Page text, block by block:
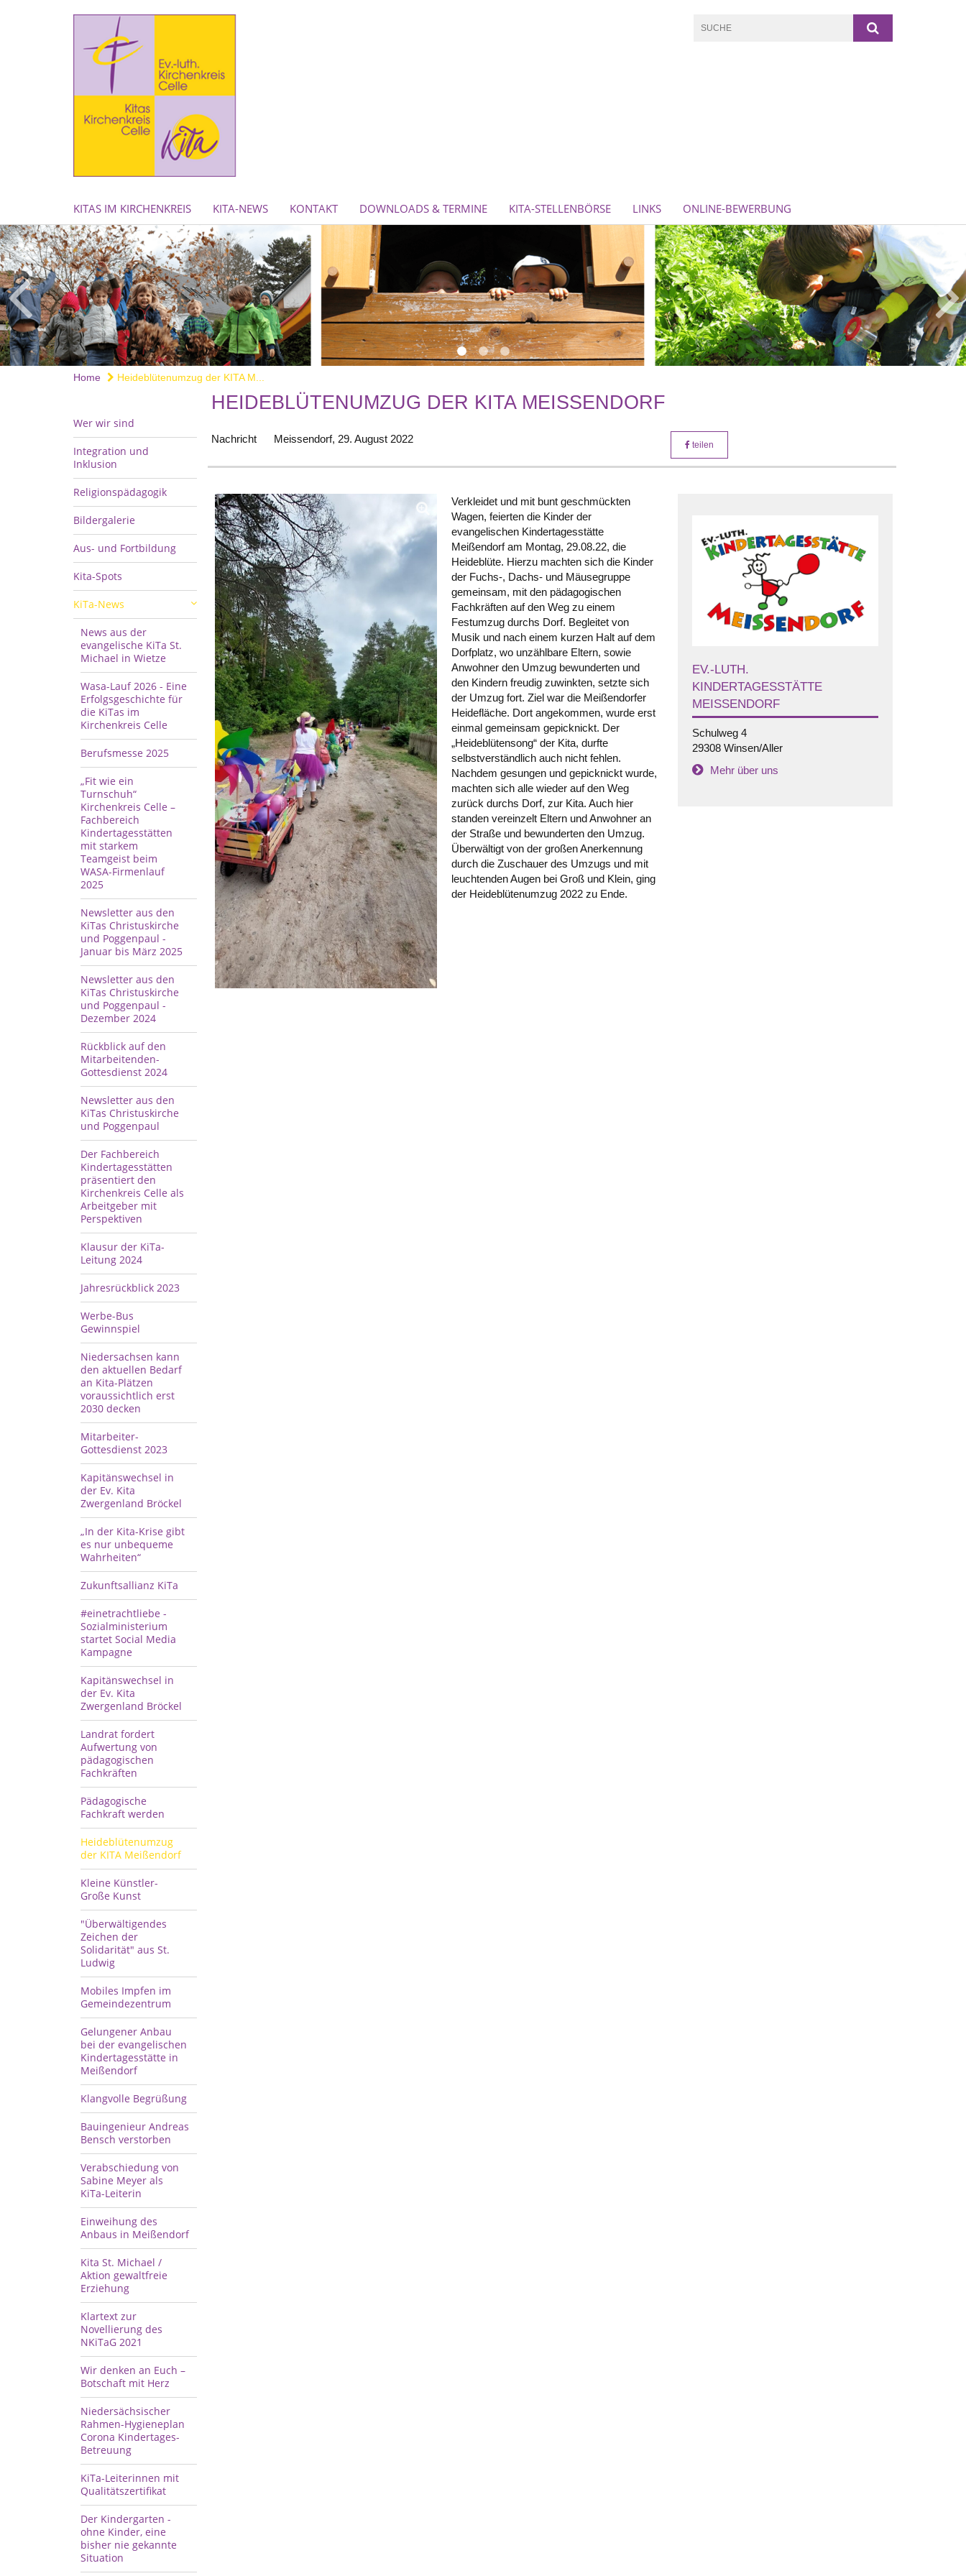
KITAS IM KIRCHENKREIS KITA-NEWS KONTAKT DOWNLOADS & TERMINE KITA-STELLENBÖRSE LINKS ONLINE-BEWERBUNG
Home Heideblütenumzug der KITA M...
Wer wir sind
Integration und
Inklusion
Religionspädagogik
Bildergalerie
Aus- und Fortbildung
Kita-Spots
KiTa-News
News aus der
evangelische KiTa St.
Michael in Wietze
Wasa-Lauf 2026 - Eine
Erfolgsgeschichte für
die KiTas im
Kirchenkreis Celle
Berufsmesse 2025
„Fit wie ein
Turnschuh“
Kirchenkreis Celle –
Fachbereich
Kindertagesstätten
mit starkem
Teamgeist beim
WASA-Firmenlauf
2025
Newsletter aus den
KiTas Christuskirche
und Poggenpaul -
Januar bis März 2025
Newsletter aus den
KiTas Christuskirche
und Poggenpaul -
Dezember 2024
Rückblick auf den
Mitarbeitenden-
Gottesdienst 2024
Newsletter aus den
KiTas Christuskirche
und Poggenpaul
Der Fachbereich
Kindertagesstätten
präsentiert den
Kirchenkreis Celle als
Arbeitgeber mit
Perspektiven
Klausur der KiTa-
Leitung 2024
Jahresrückblick 2023
Werbe-Bus
Gewinnspiel
Niedersachsen kann
den aktuellen Bedarf
an Kita-Plätzen
voraussichtlich erst
2030 decken
Mitarbeiter-
Gottesdienst 2023
Kapitänswechsel in
der Ev. Kita
Zwergenland Bröckel
„In der Kita-Krise gibt
es nur unbequeme
Wahrheiten“
Zukunftsallianz KiTa
#einetrachtliebe -
Sozialministerium
startet Social Media
Kampagne
Kapitänswechsel in
der Ev. Kita
Zwergenland Bröckel
Landrat fordert
Aufwertung von
pädagogischen
Fachkräften
Pädagogische
Fachkraft werden
Heideblütenumzug
der KITA Meißendorf
Kleine Künstler-
Große Kunst
"Überwältigendes
Zeichen der
Solidarität" aus St.
Ludwig
Mobiles Impfen im
Gemeindezentrum
Gelungener Anbau
bei der evangelischen
Kindertagesstätte in
Meißendorf
Klangvolle Begrüßung
Bauingenieur Andreas
Bensch verstorben
Verabschiedung von
Sabine Meyer als
KiTa-Leiterin
Einweihung des
Anbaus in Meißendorf
Kita St. Michael /
Aktion gewaltfreie
Erziehung
Klartext zur
Novellierung des
NKiTaG 2021
Wir denken an Euch –
Botschaft mit Herz
Niedersächsischer
Rahmen-Hygieneplan
Corona Kindertages-
Betreuung
KiTa-Leiterinnen mit
Qualitätszertifikat
Der Kindergarten -
ohne Kinder, eine
bisher nie gekannte
Situation
HEIDEBLÜTENUMZUG DER KITA MEISSENDORF
Nachricht Meissendorf, 29. August 2022 teilen
Verkleidet und mit bunt geschmückten
Wagen, feierten die Kinder der
evangelischen Kindertagesstätte
Meißendorf am Montag, 29.08.22, die
Heideblüte. Hierzu machten sich die Kinder
der Fuchs-, Dachs- und Mäusegruppe
gemeinsam, mit den pädagogischen
Fachkräften auf den Weg zu einem
Festumzug durchs Dorf. Begleitet von
Musik und nach einem kurzen Halt auf dem
Dorfplatz, wo unzählbare Eltern, sowie
Anwohner den Umzug bewunderten und
den Kindern freudig zuwinkten, setzte sich
der Umzug fort. Ziel war die Meißendorfer
Heidefläche. Dort angekommen, wurde erst
einmal gemeinsam gepicknickt. Der
„Heideblütensong“ der Kita, durfte
selbstverständlich auch nicht fehlen.
Nachdem gesungen und gepicknickt wurde,
machten sich alle wieder auf den Weg
zurück durchs Dorf, zur Kita. Auch hier
standen vereinzelt Eltern und Anwohner an
der Straße und bewunderten den Umzug.
Überwältigt von der großen Anerkennung
durch die Zuschauer des Umzugs und mit
leuchtenden Augen bei Groß und Klein, ging
der Heideblütenumzug 2022 zu Ende.
EV.-LUTH.
KINDERTAGESSTÄTTE
MEISSENDORF
Schulweg 4
29308 Winsen/Aller
Mehr über uns